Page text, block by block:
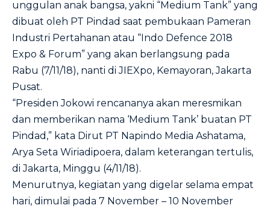
unggulan anak bangsa, yakni “Medium Tank” yang
dibuat oleh PT Pindad saat pembukaan Pameran
Industri Pertahanan atau “Indo Defence 2018
Expo & Forum” yang akan berlangsung pada
Rabu (7/11/18), nanti di JIEXpo, Kemayoran, Jakarta
Pusat.
“Presiden Jokowi rencananya akan meresmikan
dan memberikan nama ‘Medium Tank’ buatan PT
Pindad,” kata Dirut PT Napindo Media Ashatama,
Arya Seta Wiriadipoera, dalam keterangan tertulis,
di Jakarta, Minggu (4/11/18).
Menurutnya, kegiatan yang digelar selama empat
hari, dimulai pada 7 November – 10 November